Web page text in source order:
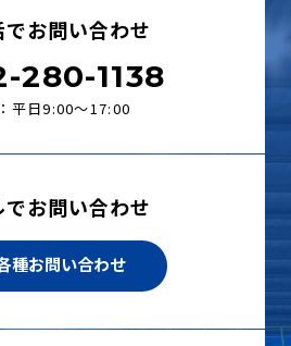
でお問い合わせ
280-1138
平日9:00〜17:00
でお問い合わせ
種お問い合わせ